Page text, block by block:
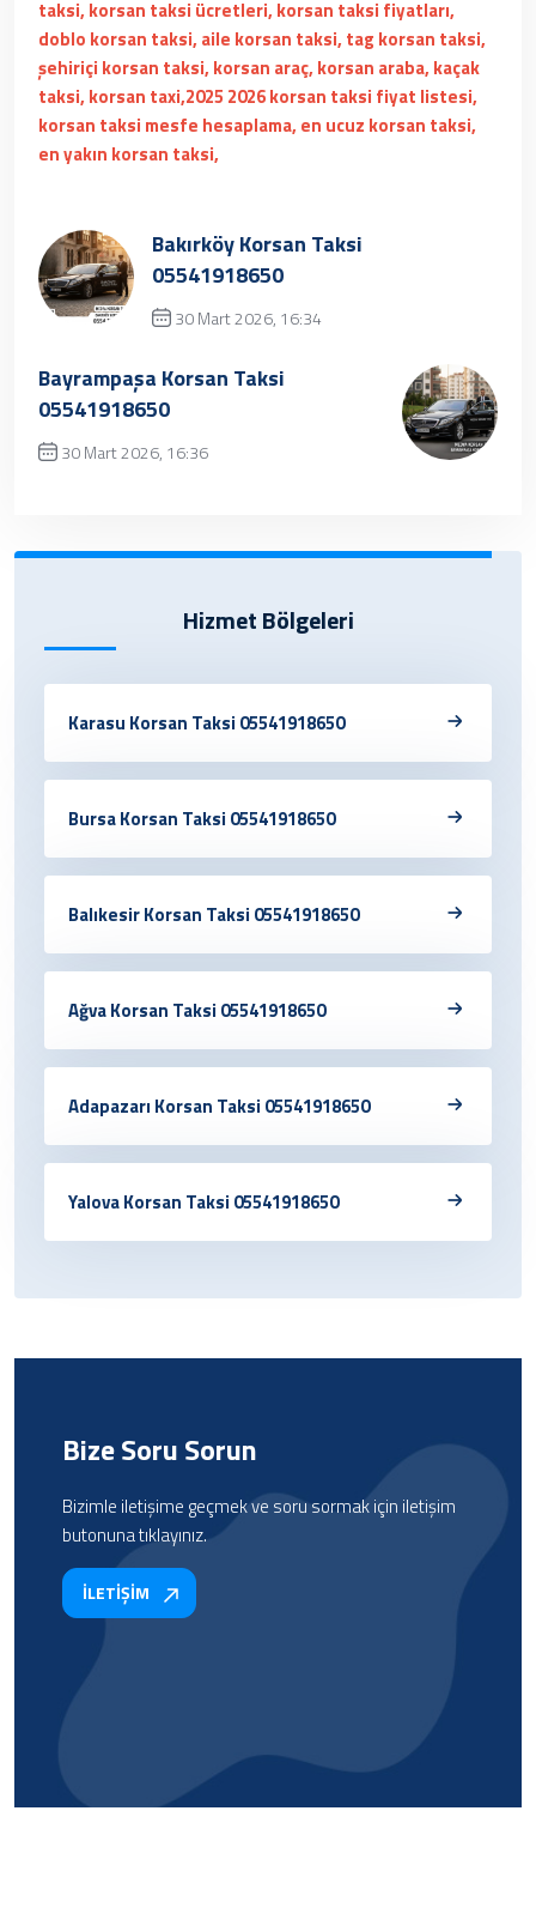
taksi, korsan taksi ücretleri, korsan taksi fiyatları,
doblo korsan taksi, aile korsan taksi, tag korsan taksi,
şehiriçi korsan taksi, korsan araç, korsan araba, kaçak
taksi, korsan taxi,2025 2026 korsan taksi fiyat listesi,
korsan taksi mesfe hesaplama, en ucuz korsan taksi,
en yakın korsan taksi,
Bakırköy Korsan Taksi
05541918650
30 Mart 2026, 16:34
Bayrampaşa Korsan Taksi
05541918650
30 Mart 2026, 16:36
Hizmet Bölgeleri
Karasu Korsan Taksi 05541918650
Bursa Korsan Taksi 05541918650
Balıkesir Korsan Taksi 05541918650
Ağva Korsan Taksi 05541918650
Adapazarı Korsan Taksi 05541918650
Yalova Korsan Taksi 05541918650
Bize Soru Sorun
Bizimle iletişime geçmek ve soru sormak için iletişim
butonuna tıklayınız.
İLETİŞİM